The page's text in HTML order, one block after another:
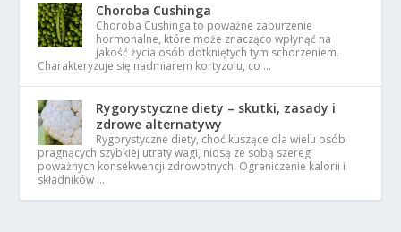
Choroba Cushinga
Choroba Cushinga to poważne zaburzenie
hormonalne, które może znacząco wpłynąć na
jakość życia osób dotkniętych tym schorzeniem.
Charakteryzuje się nadmiarem kortyzolu, co …
Rygorystyczne diety – skutki, zasady i
zdrowe alternatywy
Rygorystyczne diety, choć kuszące dla wielu osób
pragnących szybkiej utraty wagi, niosą ze sobą szereg
poważnych konsekwencji zdrowotnych. Ograniczenie kalorii i
składników …